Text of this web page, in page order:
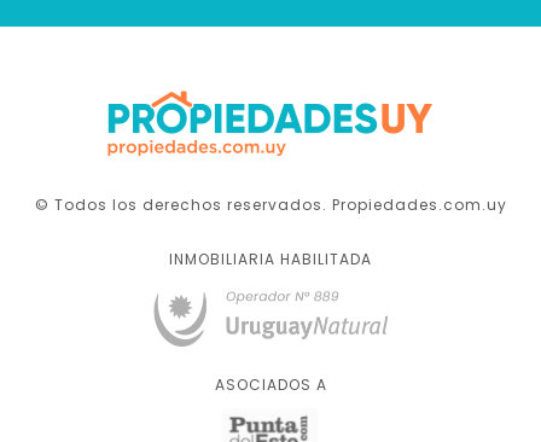
© Todos los derechos reservados. Propiedades.com.uy
INMOBILIARIA HABILITADA
ASOCIADOS A